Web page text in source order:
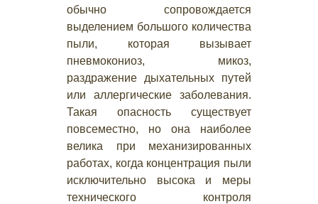
обычно сопровождается
выделением большого количества
пыли, которая вызывает
пневмокониоз, микоз,
раздражение дыхательных путей
или аллергические заболевания.
Такая опасность существует
повсеместно, но она наиболее
велика при механизированных
работах, когда концентрация пыли
исключительно высока и меры
технического контроля